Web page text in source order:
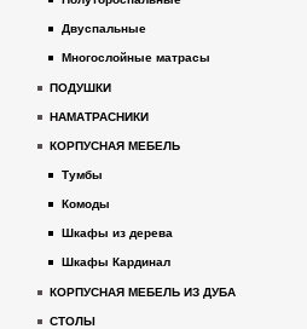
Двуспальные
Многослойные матрасы
ПОДУШКИ
НАМАТРАСНИКИ
КОРПУСНАЯ МЕБЕЛЬ
Тумбы
Комоды
Шкафы из дерева
Шкафы Кардинал
КОРПУСНАЯ МЕБЕЛЬ ИЗ ДУБА
СТОЛЫ